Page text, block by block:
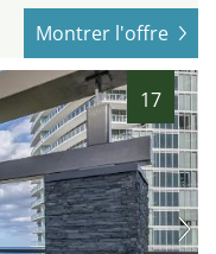
Montrer l'offre
17